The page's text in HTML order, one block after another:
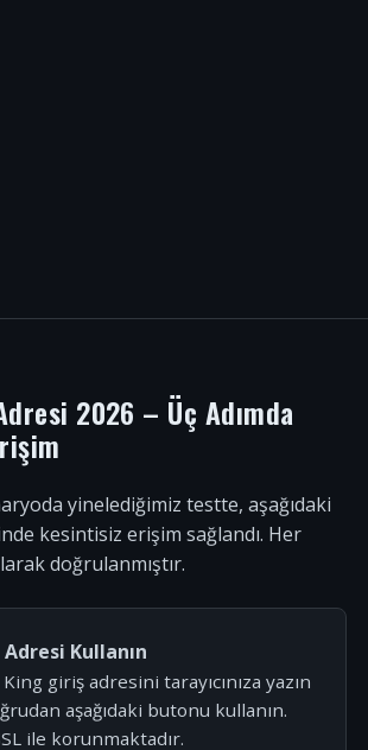
2026 – Üç Adımda
yinelediğimiz testte, aşağıdaki
kesintisiz erişim sağlandı. Her
doğrulanmıştır.
Kullanın
giriş adresini tarayıcınıza yazın
aşağıdaki butonu kullanın.
ile korunmaktadır.